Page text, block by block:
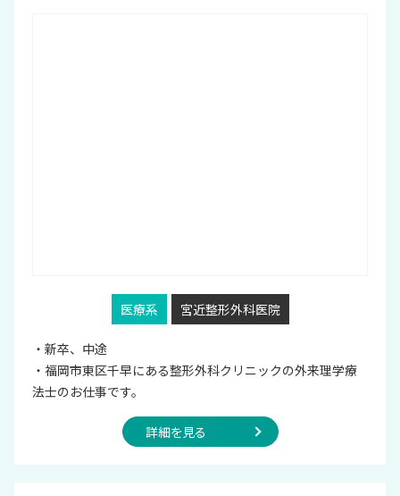
医療系 宮近整形外科医院
・新卒、中途
・福岡市東区千早にある整形外科クリニックの外来理学療
法士のお仕事です。
詳細を見る